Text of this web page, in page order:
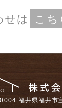
せは こち
福井県福井市